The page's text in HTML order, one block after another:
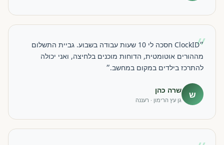
״
״ClockID חסכה לי 10 שעות עבודה בשבוע. גביית התשלום
מההורים אוטומטית, הדוחות מוכנים בלחיצה, ואני יכולה
להתרכז בילדים במקום במחשב.״
ש שרה כהן
גן עץ הרימון · רעננה